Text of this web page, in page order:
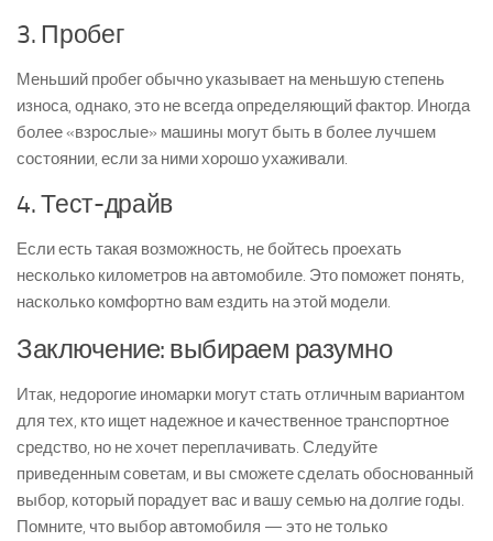
3. Пробег
Меньший пробег обычно указывает на меньшую степень
износа, однако, это не всегда определяющий фактор. Иногда
более «взрослые» машины могут быть в более лучшем
состоянии, если за ними хорошо ухаживали.
4. Тест-драйв
Если есть такая возможность, не бойтесь проехать
несколько километров на автомобиле. Это поможет понять,
насколько комфортно вам ездить на этой модели.
Заключение: выбираем разумно
Итак, недорогие иномарки могут стать отличным вариантом
для тех, кто ищет надежное и качественное транспортное
средство, но не хочет переплачивать. Следуйте
приведенным советам, и вы сможете сделать обоснованный
выбор, который порадует вас и вашу семью на долгие годы.
Помните, что выбор автомобиля — это не только